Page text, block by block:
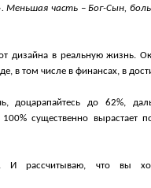
Меньшая часть – Бог-Сын,
дизайна в реальную жизнь.
в том числе в финансах, в
доцарапайтесь до 62%,
существенно вырастает
И рассчитываю, что вы